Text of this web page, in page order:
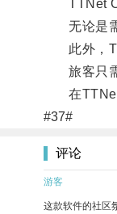
TTNet
无论是需
此外，
旅客只需
在TTNet
#37#
评论
游客
这款软件的社区